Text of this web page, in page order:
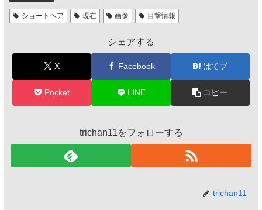
ショートヘア 現在 画像 目撃情報
シェアする
X Facebook はてブ
Pocket LINE コピー
trichan11をフォローする
trichan11